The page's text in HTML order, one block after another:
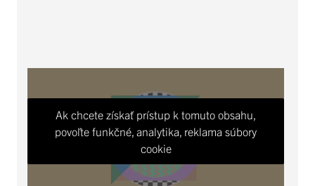
Ak chcete získať prístup k tomuto obsahu,
povoľte funkčné, analytika, reklama súbory
cookie